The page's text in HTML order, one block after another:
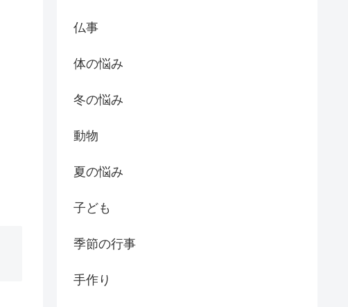
仏事
体の悩み
冬の悩み
動物
夏の悩み
子ども
季節の行事
手作り